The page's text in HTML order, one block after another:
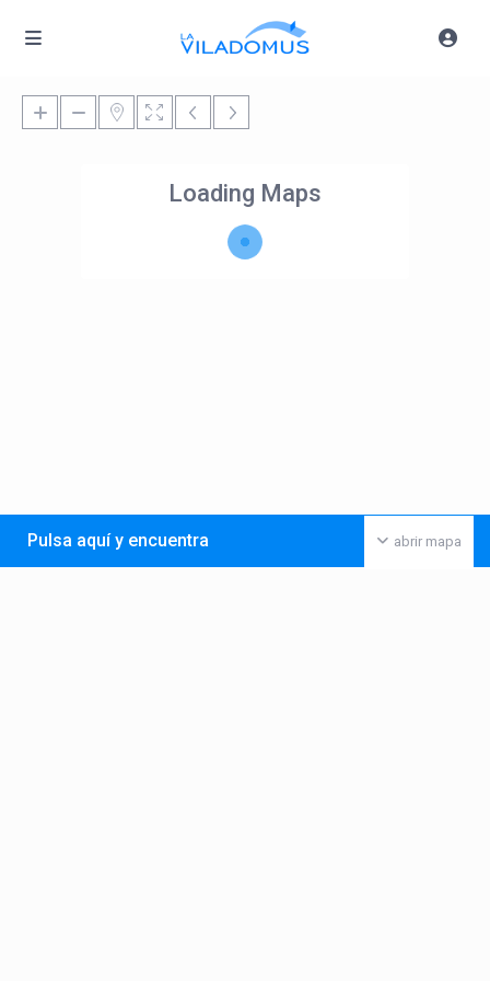
Loading Maps
abrir mapa
Pulsa aquí y encuentra